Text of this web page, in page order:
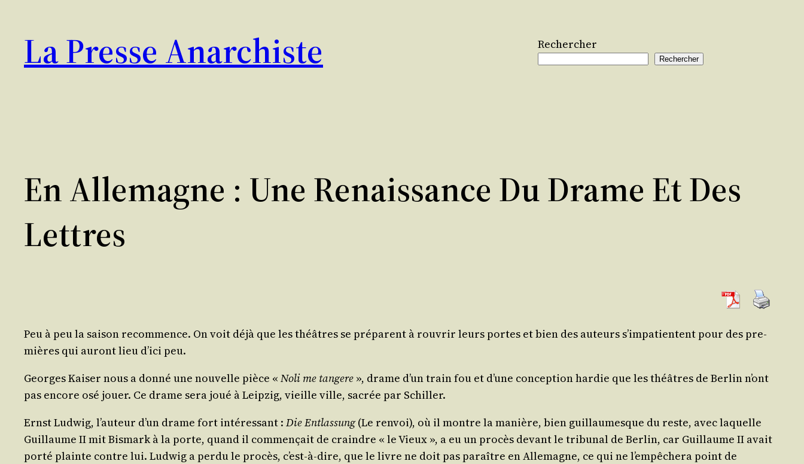
contenu
La Presse Anarchiste Rechercher
Rechercher
En Allemagne : Une Renaissance Du Drame Et Des
Lettres
Peu à peu la sai­son recom­mence. On voit déjà que les théâtres se pré­parent à rou­vrir leurs portes et bien des auteurs s’impatientent pour des pre­
mières qui auront lieu d’ici peu.
Georges Kai­ser nous a don­né une nou­velle pièce « Noli me tan­gere », drame d’un train fou et d’une concep­tion har­die que les théâtres de Ber­lin n’ont
pas encore osé jouer. Ce drame sera joué à Leip­zig, vieille ville, sacrée par Schiller.
Ernst Lud­wig, l’auteur d’un drame fort inté­res­sant : Die Ent­las­sung(Le ren­voi), où il montre la manière, bien guillau­mesque du reste, avec laquelle
Guillaume II mit Bis­mark à la porte, quand il com­men­çait de craindre « le Vieux », a eu un pro­cès devant le tri­bu­nal de Ber­lin, car Guillaume II avait
por­té plainte contre lui. Lud­wig a per­du le pro­cès, c’est-à-dire, que le livre ne doit pas paraître en Alle­magne, ce qui ne l’empêchera point de